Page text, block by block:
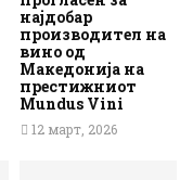
најдобар
производител на
вино од
Македонија на
престижниот
Mundus Vini
12 март, 2026